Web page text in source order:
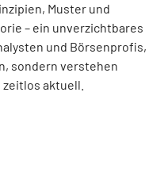
Muster und
– ein unverzichtbares
und Börsenprofis,
sondern verstehen
aktuell.